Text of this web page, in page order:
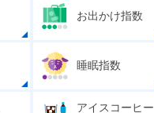
お出かけ指数
睡眠指数
アイスコーヒー